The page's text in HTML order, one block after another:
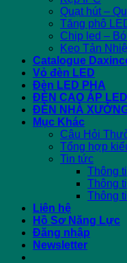
Quạt hút –
Tăng phô
Chip led –
Keo Tản
Catalogue
Vỏ đèn LED
Đèn LED PHA
ĐÈN CAO ÁP LED
ĐÈN NHÀ
Mục Khác
Câu Hỏi
Tổng hợp
Tin tức
Thông
Thông
Thông
Liên hệ
Hồ Sơ Năng Lực
Đăng nhập
Newsletter